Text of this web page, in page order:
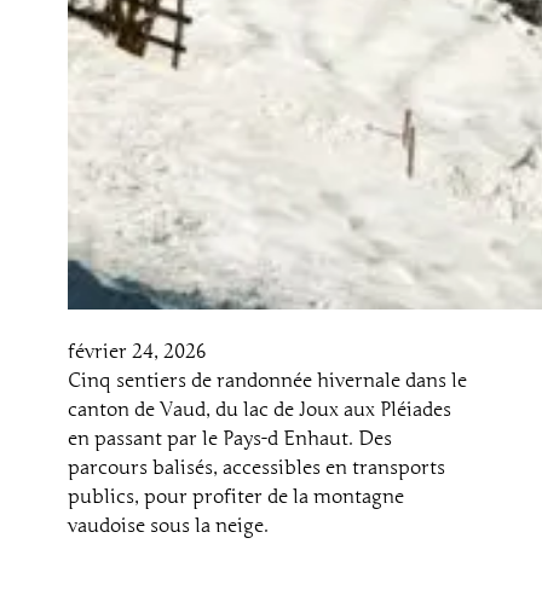
février 24, 2026
Cinq sentiers de randonnée hivernale dans le
canton de Vaud, du lac de Joux aux Pléiades
en passant par le Pays-d Enhaut. Des
parcours balisés, accessibles en transports
publics, pour profiter de la montagne
vaudoise sous la neige.